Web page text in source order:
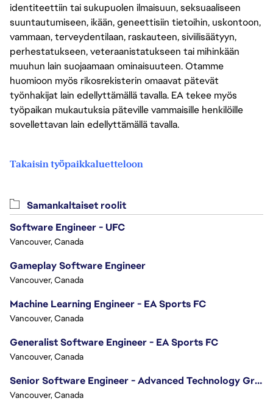
identiteettiin tai sukupuolen ilmaisuun, seksuaaliseen
suuntautumiseen, ikään, geneettisiin tietoihin, uskontoon,
vammaan, terveydentilaan, raskauteen, siviilisäätyyn,
perhestatukseen, veteraanistatukseen tai mihinkään
muuhun lain suojaamaan ominaisuuteen. Otamme
huomioon myös rikosrekisterin omaavat pätevät
työnhakijat lain edellyttämällä tavalla. EA tekee myös
työpaikan mukautuksia päteville vammaisille henkilöille
sovellettavan lain edellyttämällä tavalla.
Takaisin työpaikkaluetteloon
Samankaltaiset roolit
Software Engineer - UFC
Vancouver, Canada
Gameplay Software Engineer
Vancouver, Canada
Machine Learning Engineer - EA Sports FC
Vancouver, Canada
Generalist Software Engineer - EA Sports FC
Vancouver, Canada
Senior Software Engineer - Advanced Technology Group
Vancouver, Canada